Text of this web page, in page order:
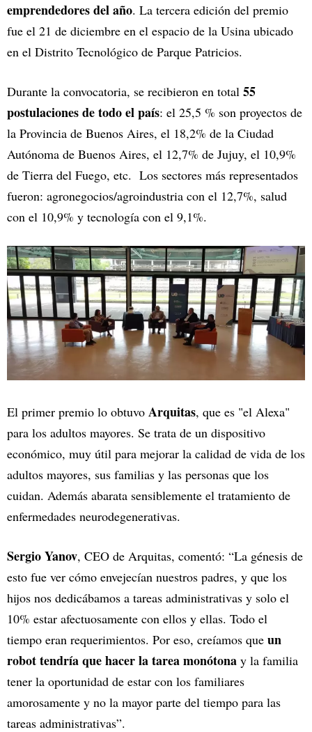
emprendedores del año. La tercera edición del premio
fue el 21 de diciembre en el espacio de la Usina ubicado
en el Distrito Tecnológico de Parque Patricios.
Durante la convocatoria, se recibieron en total 55
postulaciones de todo el país: el 25,5 % son proyectos de
la Provincia de Buenos Aires, el 18,2% de la Ciudad
Autónoma de Buenos Aires, el 12,7% de Jujuy, el 10,9%
de Tierra del Fuego, etc. Los sectores más representados
fueron: agronegocios/agroindustria con el 12,7%, salud
con el 10,9% y tecnología con el 9,1%.
El primer premio lo obtuvo Arquitas, que es "el Alexa"
para los adultos mayores. Se trata de un dispositivo
económico, muy útil para mejorar la calidad de vida de los
adultos mayores, sus familias y las personas que los
cuidan. Además abarata sensiblemente el tratamiento de
enfermedades neurodegenerativas.
Sergio Yanov, CEO de Arquitas, comentó: “La génesis de
esto fue ver cómo envejecían nuestros padres, y que los
hijos nos dedicábamos a tareas administrativas y solo el
10% estar afectuosamente con ellos y ellas. Todo el
tiempo eran requerimientos. Por eso, creíamos que un
robot tendría que hacer la tarea monótona y la familia
tener la oportunidad de estar con los familiares
amorosamente y no la mayor parte del tiempo para las
tareas administrativas”.